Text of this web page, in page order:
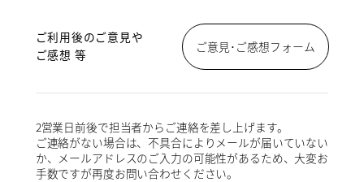
ご利用後のご意見や
ご感想 等
ご意見･ご感想フォーム
2営業日前後で担当者からご連絡を差し上げます。
ご連絡がない場合は、不具合によりメールが届いていない
か、メールアドレスのご入力の可能性があるため、大変お
手数ですが再度お問い合わせください。